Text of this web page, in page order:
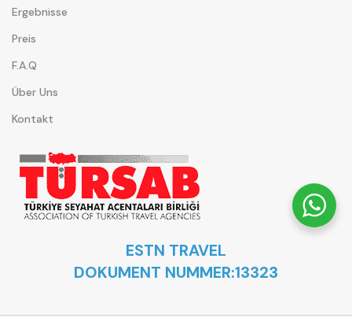
Ergebnisse
Preis
F.A.Q
Über Uns
Kontakt
ESTN TRAVEL
DOKUMENT NUMMER:13323